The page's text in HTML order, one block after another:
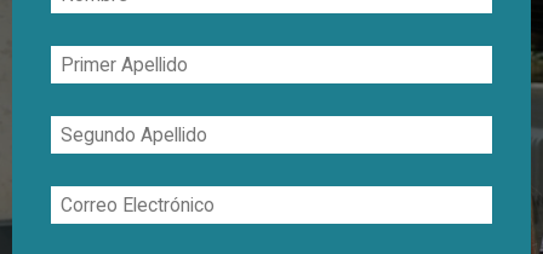
Primer
Apellido
Segundo
Apellido
Correo
Electrónico